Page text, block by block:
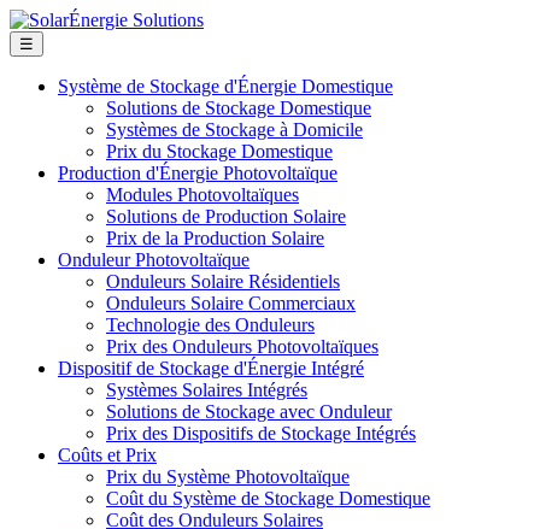
☰
Système de Stockage d'Énergie Domestique
Solutions de Stockage Domestique
Systèmes de Stockage à Domicile
Prix du Stockage Domestique
Production d'Énergie Photovoltaïque
Modules Photovoltaïques
Solutions de Production Solaire
Prix de la Production Solaire
Onduleur Photovoltaïque
Onduleurs Solaire Résidentiels
Onduleurs Solaire Commerciaux
Technologie des Onduleurs
Prix des Onduleurs Photovoltaïques
Dispositif de Stockage d'Énergie Intégré
Systèmes Solaires Intégrés
Solutions de Stockage avec Onduleur
Prix des Dispositifs de Stockage Intégrés
Coûts et Prix
Prix du Système Photovoltaïque
Coût du Système de Stockage Domestique
Coût des Onduleurs Solaires